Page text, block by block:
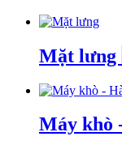
Mặt lưng
Máy khò